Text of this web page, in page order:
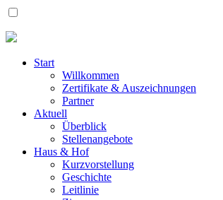
Start
Willkommen
Zertifikate & Auszeichnungen
Partner
Aktuell
Überblick
Stellenangebote
Haus & Hof
Kurzvorstellung
Geschichte
Leitlinie